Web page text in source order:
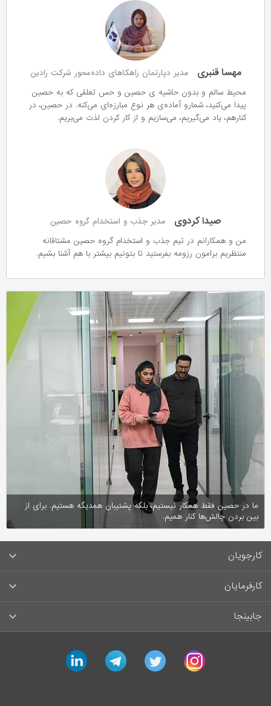
مهسا قنبری
مدیر دپارتمان راهکاهای داده‌محور شرکت رادین
محیط سالم و بدون حاشیه ی حصین و حس تعلقی که به حصین
پیدا می‌کنید، شمارو آماده‌ی هر نوع مبارزه‌ای می‌کنه. در حصین، در
کنارهم، یاد می‌گیریم، می‌سازیم و از کار کردن لذت می‌بریم.
صیدا کردوی
مدیر جذب و استخدام گروه حصین
من و همکارانم در تیم جذب و استخدام گروه حصین مشتاقانه
منتظریم برامون رزومه بفرستید تا بتونیم بیشتر با هم آشنا بشیم.
ما در حصین فقط همکار نیستیم، بلکه پشتیبان همدیگه هستیم. برای از
بین بردن چالش‌ها کنار همیم.
کارجویان
سوالات متداول کارجویان
لیست مشاغل
آگهی‌های استخدام
کارفرمایان
راهنمای ثبت آگهی استخدام
قوانین و مقررات کارفرمایان
جابینجا
جابینجا در رسانه‌ها
instagram
twitter
telegram
linkedin